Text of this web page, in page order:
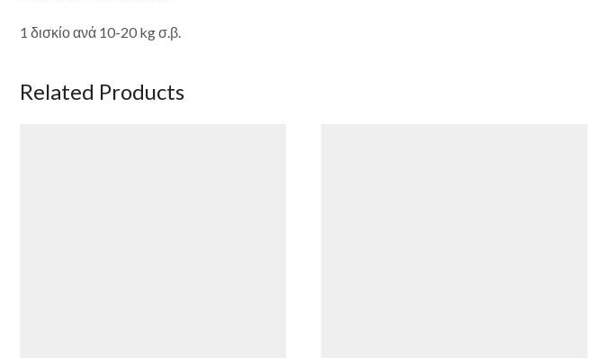
1 δισκίο ανά 10-20 kg σ.β.
Related Products